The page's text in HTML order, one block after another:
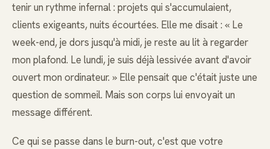
tenir un rythme infernal : projets qui s'accumulaient,
clients exigeants, nuits écourtées. Elle me disait : « Le
week-end, je dors jusqu'à midi, je reste au lit à regarder
mon plafond. Le lundi, je suis déjà lessivée avant d'avoir
ouvert mon ordinateur. » Elle pensait que c'était juste une
question de sommeil. Mais son corps lui envoyait un
message différent.
Ce qui se passe dans le burn-out, c'est que votre